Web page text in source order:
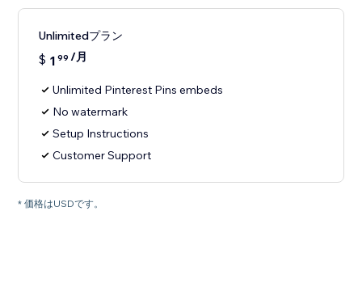
Unlimitedプラン
$ 1 99 /月
Unlimited Pinterest Pins embeds
No watermark
Setup Instructions
Customer Support
* 価格はUSDです。